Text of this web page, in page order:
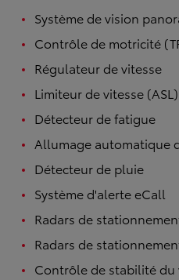
Système de vision
Contrôle de motricité
Régulateur de vitesse
Limiteur de vitesse (ASL)
Détecteur de fatigue
Allumage automatique
Détecteur de pluie
Système d'alerte eCall
Radars de
Radars de
Contrôle de stabilité du